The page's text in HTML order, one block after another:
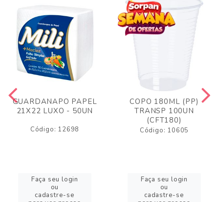
GUARDANAPO PAPEL
21X22 LUXO - 50UN
Código: 12698
Faça seu login
ou
cadastre-se
COPO 180ML (PP)
TRANSP 100UN
(CFT180)
Código: 10605
Faça seu login
ou
cadastre-se